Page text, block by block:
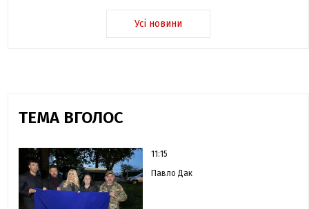
Усі новини
ТЕМА ВГОЛОС
11:15
Павло Дак